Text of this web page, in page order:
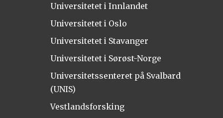
Universitetet i Innlandet
Universitetet i Oslo
Universitetet i Stavanger
Universitetet i Sørøst-Norge
Universitetssenteret på Svalbard
(UNIS)
Vestlandsforsking